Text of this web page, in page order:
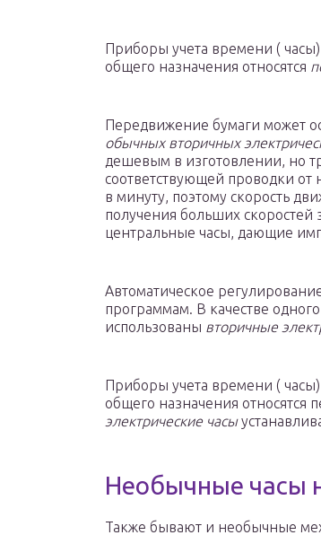
Приборы учета времени (
общего назначения относятся
Передвижение бумаги может
обычных вторичных
дешевым в изготовлении, но
соответствующей проводки
в минуту, поэтому скорость
получения больших
центральные часы, дающие
Автоматическое
программам. В качестве
использованы вторичные
Приборы учета времени (
общего назначения относятся
электрические часы
Необычные часы
Также бывают и необычные